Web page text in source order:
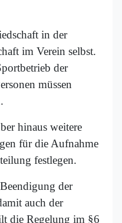
in der
im Verein selbst.
der
müssen
hinaus weitere
für die Aufnahme
festlegen.
der
auch der
die Regelung im §6